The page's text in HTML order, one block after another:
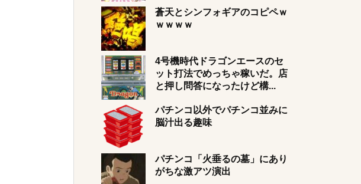
蒼天とシンフォギアのコピペｗ
ｗｗｗｗ
4号機時代ドラゴンエースのセ
ット打法でめっちゃ稼いだ。店
と押し問答になったけど構...
パチンコ以外でパチンコ並みに
脳汁出る趣味
パチンコ「火垂るの墓」にあり
がちな激アツ演出